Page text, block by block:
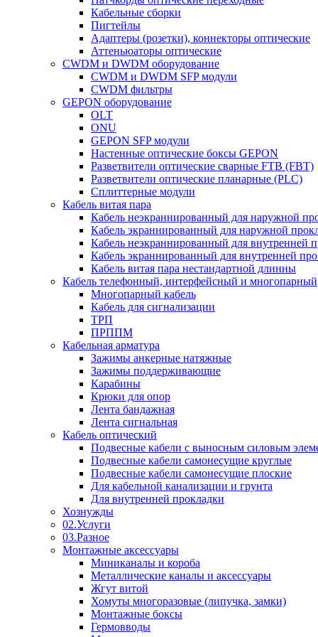
Кабельные сборки
Пигтейлы
Адаптеры (розетки), коннекторы оптические
Аттеньюаторы оптические
CWDM и DWDM оборудование
CWDM и DWDM SFP модули
CWDM фильтры
GEPON оборудование
OLT
ONU
GEPON SFP модули
Настенные оптические боксы GEPON
Разветвители оптические сварные FTB (FBT)
Разветвители оптические планарные (PLC)
Сплиттерные модули
Кабель витая пара
Кабель неэкраннированный для наружной
Кабель экраннированный для наружной
Кабель неэкраннированный для внутренней
Кабель экраннированный для внутренней
Кабель витая пара нестандартной длинны
Кабель телефонный, интерфейсный и многопарный
Многопарный кабель
Кабель для сигнализации
ТРП
ПРППМ
Кабельная арматура
Зажимы анкерные натяжные
Зажимы поддерживающие
Карабины
Крюки для опор
Лента бандажная
Лента сигнальная
Кабель оптический
Подвесные кабели с выносным силовым
Подвесные кабели самонесущие круглые
Подвесные кабели самонесущие плоские
Для кабельной канализации и грунта
Для внутренней прокладки
Хознужды
02.Услуги
03.Разное
Монтажные аксессуары
Миниканалы и короба
Металлические каналы и аксессуары
Жгут витой
Хомуты многоразовые (липучка, замки)
Монтажные боксы
Гермовводы